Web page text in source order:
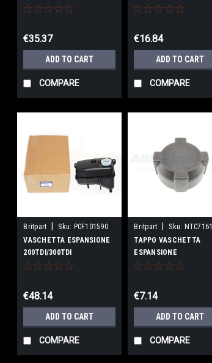
€35.37
ADD TO CART
COMPARE
€16.84
ADD TO CART
COMPARE
Britpart Sku: PCF101590
VASCHETTA ESPANSIONE
200TDI/300TDI
€48.14
ADD TO CART
COMPARE
Britpart Sku: NTC7161
TAPPO VASCHETTA
ESPANSIONE
200TDI/300TDI
€7.14
ADD TO CART
COMPARE